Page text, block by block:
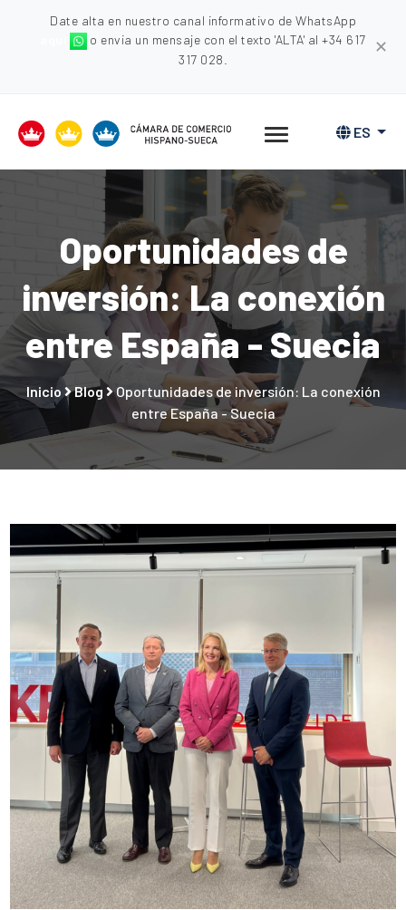
Date alta en nuestro canal informativo de WhatsApp
o envia un mensaje con el texto 'ALTA' al +34 617
317 028.
✕
ES
Oportunidades de
inversión: La conexión
entre España - Suecia
Inicio Blog
Oportunidades de inversión: La conexión
entre España - Suecia